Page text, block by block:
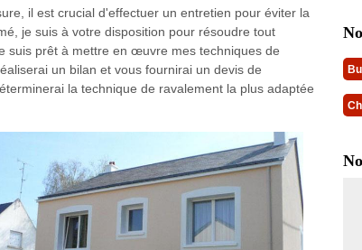
il est crucial d'effectuer un entretien pour éviter la
je suis à votre disposition pour résoudre tout
suis prêt à mettre en œuvre mes techniques de
un bilan et vous fournirai un devis de
la technique de ravalement la plus adaptée